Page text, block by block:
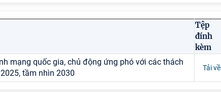
Tệp
đính
kèm
mạng quốc gia, chủ động ứng phó với các thách
tầm nhìn 2030
Tải về